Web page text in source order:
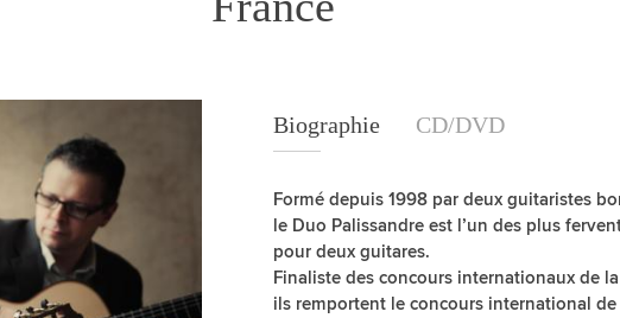
Biographie CD/DVD
Formé depuis 1998 par deux guitaristes
le Duo Palissandre est l’un des plus
pour deux guitares.
Finaliste des concours internationaux de
ils remportent le concours international